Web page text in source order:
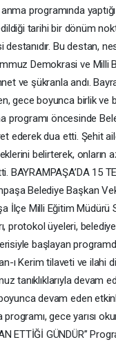
programında
tarihi bir dönüm
Bu destan,
Demokrasi ve Milli
ve şükranla andı.
gece boyunca birlik ve
programı öncesinde
ederek dua etti. Şehit
belirterek, onların
15
Belediye Başkan
İlçe Milli Eğitim
protokol üyeleri,
başlayan
ı Kerim tilaveti ve ilahi
tanıklıklarıyla devam
devam eden
gece yarısı
ETTİĞİ GÜNDÜR”